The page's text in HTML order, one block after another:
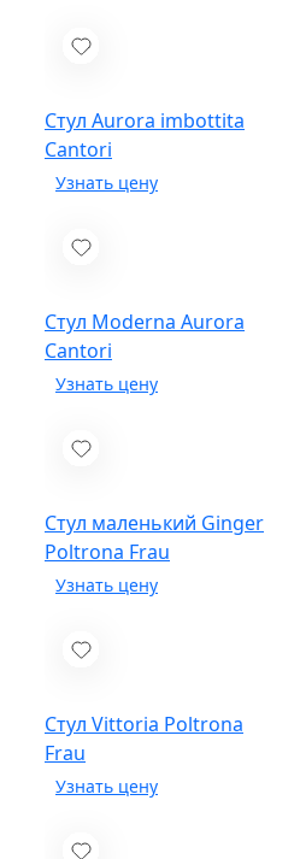
Стул Aurora imbottita
Cantori
Стул Moderna Aurora
Cantori
Стул маленький Ginger
Poltrona Frau
Стул Vittoria Poltrona
Frau